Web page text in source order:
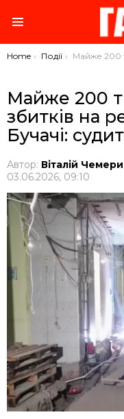
You are here:
Home Події Майже 200 тисяч гривень збитків на ремонті поліклініки у Бучачі:
Майже 200
збитків на
Бучачі:
Автор: Віталій
03.06.2026, 09:10